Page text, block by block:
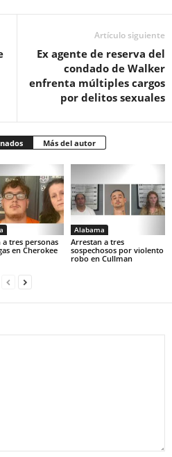
Artículo siguiente
Ex agente de reserva del
condado de Walker
enfrenta múltiples cargos
por delitos sexuales
Más del autor
a tres personas
en Cherokee
Alabama
Arrestan a tres
sospechosos por violento
robo en Cullman